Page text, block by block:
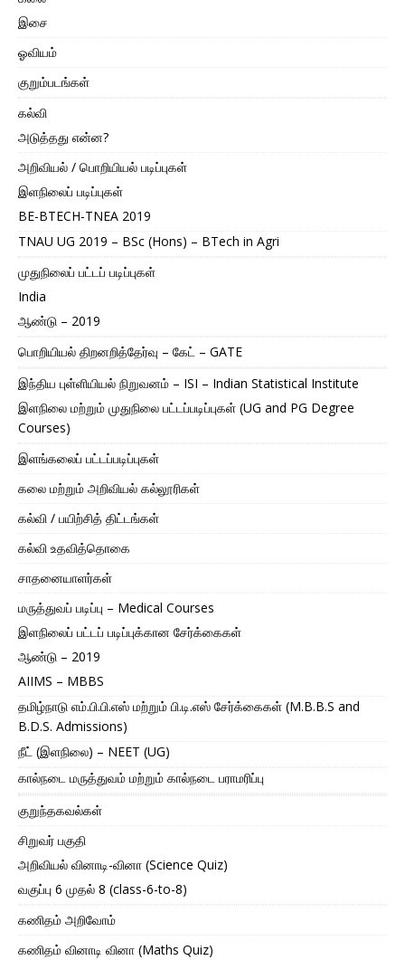
இசை
ஓவியம்
குறும்படங்கள்
கல்வி
அடுத்தது என்ன?
அறிவியல் / பொறியியல் படிப்புகள்
இளநிலைப் படிப்புகள்
BE-BTECH-TNEA 2019
TNAU UG 2019 – BSc (Hons) – BTech in Agri
முதுநிலைப் பட்டப் படிப்புகள்
India
ஆண்டு – 2019
பொறியியல் திறனறித்தேர்வு – கேட் – GATE
இந்திய புள்ளியியல் நிறுவனம் – ISI – Indian Statistical Institute
இளநிலை மற்றும் முதுநிலை பட்டப்படிப்புகள் (UG and PG Degree
Courses)
இளங்கலைப் பட்டப்படிப்புகள்
கலை மற்றும் அறிவியல் கல்லூரிகள்
கல்வி / பயிற்சித் திட்டங்கள்
கல்வி உதவித்தொகை
சாதனையாளர்கள்
மருத்துவப் படிப்பு – Medical Courses
இளநிலைப் பட்டப் படிப்புக்கான சேர்க்கைகள்
ஆண்டு – 2019
AIIMS – MBBS
தமிழ்நாடு எம்.பி.பி.எஸ் மற்றும் பி.டி.எஸ் சேர்க்கைகள் (M.B.B.S and
B.D.S. Admissions)
நீட் (இளநிலை) – NEET (UG)
கால்நடை மருத்துவம் மற்றும் கால்நடை பராமரிப்பு
குறுந்தகவல்கள்
சிறுவர் பகுதி
அறிவியல் வினாடி-வினா (Science Quiz)
வகுப்பு 6 முதல் 8 (class-6-to-8)
கணிதம் அறிவோம்
கணிதம் வினாடி வினா (Maths Quiz)